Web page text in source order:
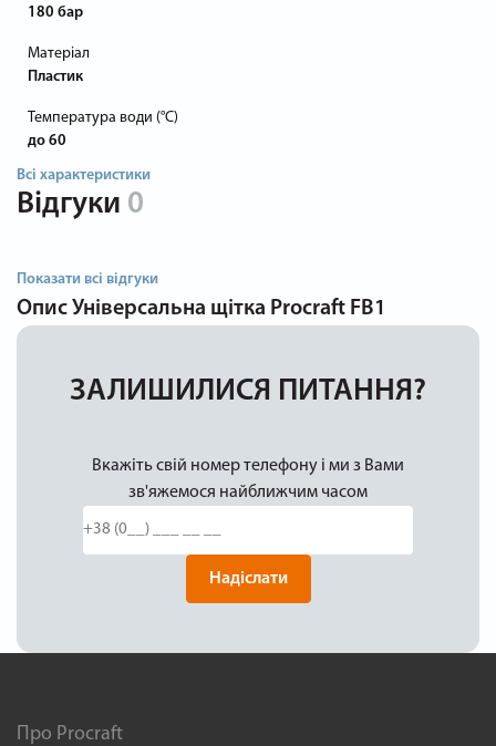
180 бар
Матеріал
Пластик
Температура води (°C)
до 60
Всі характеристики
Відгуки 0
Показати всі відгуки
Опис Універсальна щітка Procraft FB1
ЗАЛИШИЛИСЯ ПИТАННЯ?
Вкажіть свій номер телефону і ми з Вами
зв'яжемося найближчим часом
Надіслати
Про Procraft